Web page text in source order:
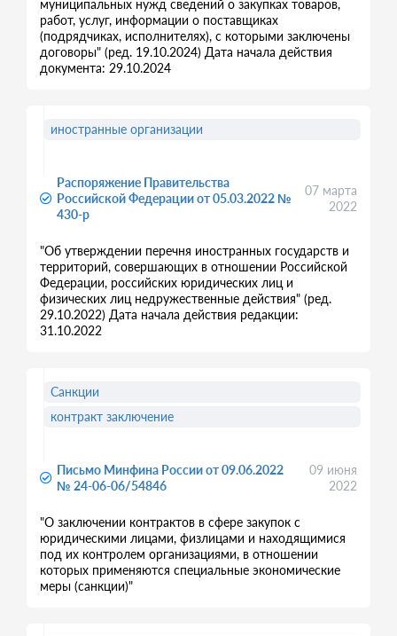
муниципальных нужд сведений о закупках товаров,
работ, услуг, информации о поставщиках
(подрядчиках, исполнителях), с которыми заключены
договоры" (ред. 19.10.2024) Дата начала действия
документа: 29.10.2024
Распоряжение Правительства
Российской Федерации от 05.03.2022 №
430-р
07 марта
2022
"Об утверждении перечня иностранных государств и
территорий, совершающих в отношении Российской
Федерации, российских юридических лиц и
физических лиц недружественные действия" (ред.
29.10.2022) Дата начала действия редакции:
31.10.2022
иностранные организации
Письмо Минфина России от 09.06.2022
№ 24-06-06/54846
09 июня
2022
"О заключении контрактов в сфере закупок с
юридическими лицами, физлицами и находящимися
под их контролем организациями, в отношении
которых применяются специальные экономические
меры (санкции)"
Санкции
контракт заключение